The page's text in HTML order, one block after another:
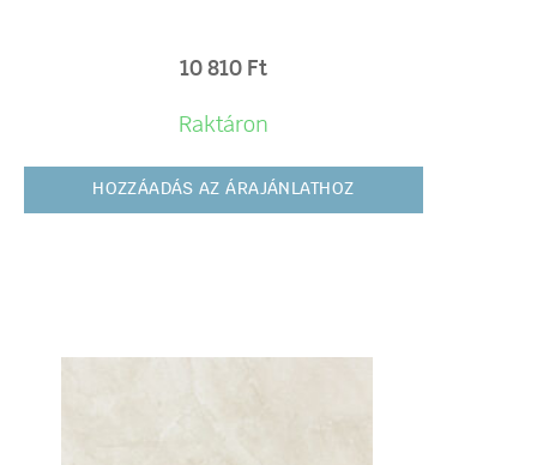
10 810 Ft
Raktáron
HOZZÁADÁS AZ ÁRAJÁNLATHOZ